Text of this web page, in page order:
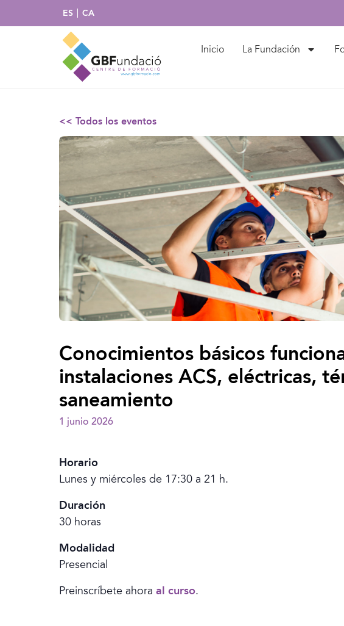
ES CA
Inicio La Fundación
<< Todos los eventos
Conocimientos básicos
instalaciones ACS, eléctricas,
saneamiento
1 junio 2026
Horario
Lunes y miércoles de 17:30 a 21 h.
Duración
30 horas
Modalidad
Presencial
Preinscríbete ahora al curso.